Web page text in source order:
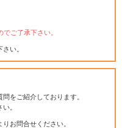
ご了承下さい。
い。
をご紹介しております。
。
りお問合せください。